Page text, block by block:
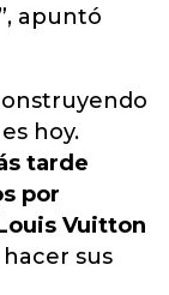
apuntó
hoy.
tarde
por
Vuitton
sus